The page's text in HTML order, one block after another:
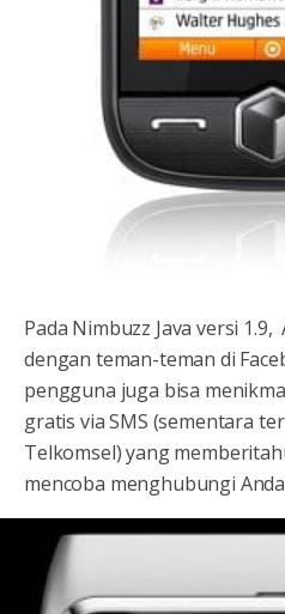
Pada Nimbuzz Java versi
dengan teman-teman di
pengguna juga bisa
gratis via SMS (sementara
Telkomsel) yang
mencoba menghubungi